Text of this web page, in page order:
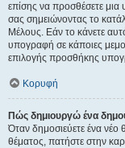
επίσης να προσθέσετε μια
σας σημειώνοντας το
Μέλους. Εάν το κάνετε
υπογραφή σε κάποιες
επιλογής προσθήκης
Κορυφή
Πώς δημιουργώ ένα
Όταν δημοσιεύετε ένα νέο
θέματος, πατήστε στην